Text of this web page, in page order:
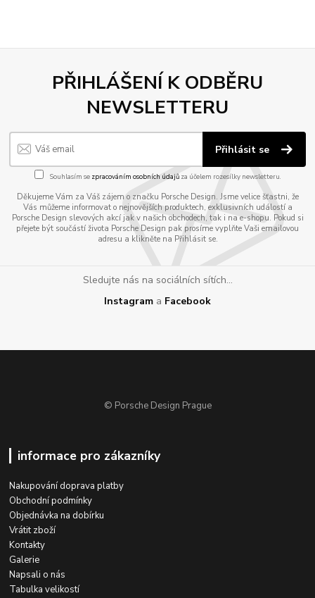
PŘIHLÁŠENÍ K ODBĚRU
NEWSLETTERU
Přihlásit se
Souhlasím se zpracováním osobních údajůza účelem rozesílky newsletteru.
Děkujeme Vám za Váš zájem o značku Porsche Design. Jsme velice šťastni, že
Vás můžeme informovat o nejnovějších produktech, exklusivních událostí a
Porsche Design slevových akcí jak v našich obchodech, tak i na e-shopu. Pokud si
přejete být součástí života Porsche Design pak prosíme vyplňte Vaši emailovou
adresu a klikněte na Přihlásit se.
Sledujte nás na sociálních sítích...
Instagram a Facebook
© Porsche Design Prague
informace pro zákazníky
Nakupování doprava platby
Obchodní podmínky
Objednávka na dobírku
Vrátit zboží
Kontakty
Galerie
Napsali o nás
Tabulka velikostí